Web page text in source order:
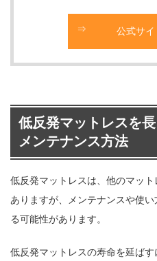
公式サイ
低反発マットレスを
メンテナンス方法
低反発マットレスは、他のマッ
ありますが、メンテナンスや使
る可能性があります。
低反発マットレスの寿命を延ばす